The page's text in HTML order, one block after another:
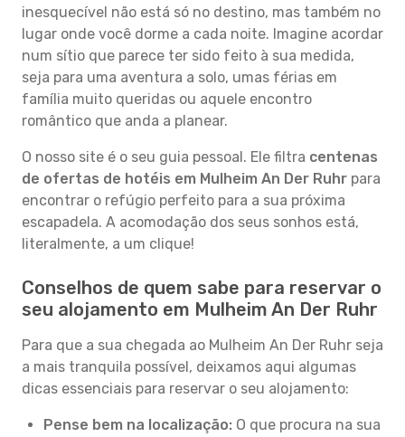
inesquecível não está só no destino, mas também no
lugar onde você dorme a cada noite. Imagine acordar
num sítio que parece ter sido feito à sua medida,
seja para uma aventura a solo, umas férias em
família muito queridas ou aquele encontro
romântico que anda a planear.
O nosso site é o seu guia pessoal. Ele filtra centenas
de ofertas de hotéis em Mulheim An Der Ruhr para
encontrar o refúgio perfeito para a sua próxima
escapadela. A acomodação dos seus sonhos está,
literalmente, a um clique!
Conselhos de quem sabe para reservar o
seu alojamento em Mulheim An Der Ruhr
Para que a sua chegada ao Mulheim An Der Ruhr seja
a mais tranquila possível, deixamos aqui algumas
dicas essenciais para reservar o seu alojamento:
Pense bem na localização: O que procura na sua